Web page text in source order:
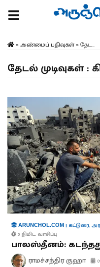
» அண்மைப் பதிவுகள்» தேட...
தேடல் முடிவுகள் :
ARUNCHOL.COM | கட்டுரை,
5 நிமிட வாசிப்பு
பாலஸ்தீனம்:
ராமச்சந்திர குஹா